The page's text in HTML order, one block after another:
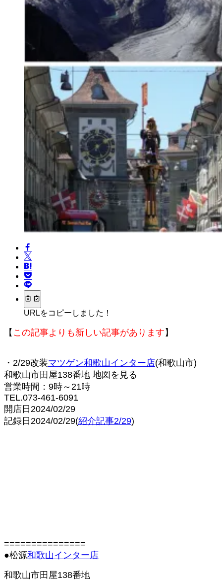
URLをコピーしました！
【 この記事よりも新しい記事があります 】
・2/29改装マツゲン和歌山インター店(和歌山市)
和歌山市田屋138番地 地図を見る
営業時間：9時～21時
TEL.073-461-6091
開店日2024/02/29
記録日2024/02/29(紹介記事2/29)
===============
●松源和歌山インター店
和歌山市田屋138番地